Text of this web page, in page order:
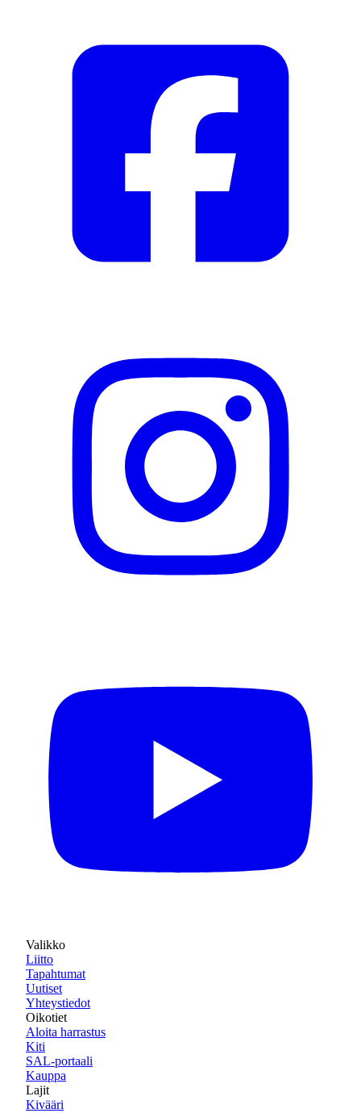
Valikko
Liitto
Tapahtumat
Uutiset
Yhteystiedot
Oikotiet
Aloita harrastus
Kiti
SAL-portaali
Kauppa
Lajit
Kivääri